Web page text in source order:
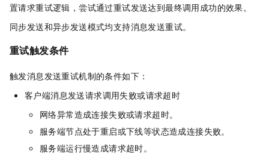
置请求重试逻辑，尝试通过重试发送达到最终调用成功的效果。
同步发送和异步发送模式均支持消息发送重试。
重试触发条件
触发消息发送重试机制的条件如下：
客户端消息发送请求调用失败或请求超时
网络异常造成连接失败或请求超时。
服务端节点处于重启或下线等状态造成连接失败。
服务端运行慢造成请求超时。